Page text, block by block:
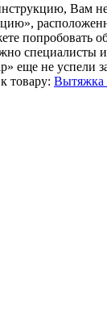
Вам
попробовать
специалисты
еще не успели
товару: Вытяжка